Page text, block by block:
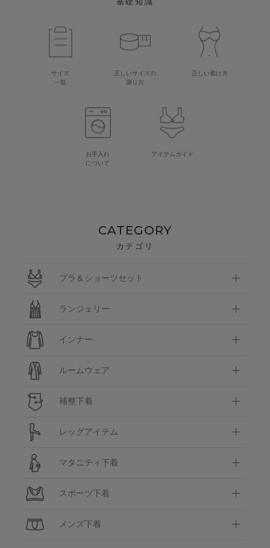
サイズ
一覧
正しいサイズの
測り方
正しい着け方
お手入れ
について
アイテムガイド
CATEGORY
カテゴリ
ブラ＆ショーツセット
ランジェリー
インナー
ルームウェア
補整下着
レッグアイテム
マタニティ下着
スポーツ下着
メンズ下着